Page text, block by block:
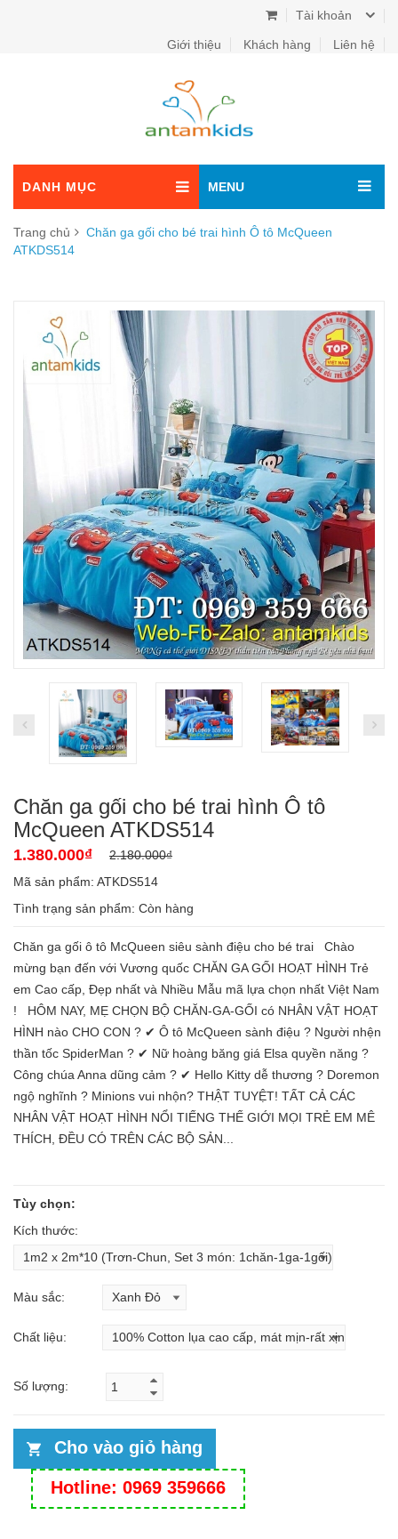
Tài khoản
Giới thiệu Khách hàng Liên hệ
DANH MỤC MENU
Trang chủ
Chăn ga gối cho bé trai hình Ô tô McQueen
ATKDS514
Chăn ga gối cho bé trai hình Ô tô
McQueen ATKDS514
1.380.000₫
2.180.000₫
Mã sản phẩm: ATKDS514
Tình trạng sản phẩm: Còn hàng
Chăn ga gối ô tô McQueen siêu sành điệu cho bé trai Chào
mừng bạn đến với Vương quốc CHĂN GA GỐI HOẠT HÌNH Trẻ
em Cao cấp, Đẹp nhất và Nhiều Mẫu mã lựa chọn nhất Việt Nam
! HÔM NAY, MẸ CHỌN BỘ CHĂN-GA-GỐI có NHÂN VẬT HOẠT
HÌNH nào CHO CON ? ✔ Ô tô McQueen sành điệu ? Người nhện
thần tốc SpiderMan ? ✔ Nữ hoàng băng giá Elsa quyền năng ?
Công chúa Anna dũng cảm ? ✔ Hello Kitty dễ thương ? Doremon
ngộ nghĩnh ? Minions vui nhộn? THẬT TUYỆT! TẤT CẢ CÁC
NHÂN VẬT HOẠT HÌNH NỔI TIẾNG THẾ GIỚI MỌI TRẺ EM MÊ
THÍCH, ĐỀU CÓ TRÊN CÁC BỘ SẢN...
Tùy chọn:
Kích thước:
Màu sắc:
Chất liệu:
Số lượng:
Cho vào giỏ hàng
Hotline: 0969 359666